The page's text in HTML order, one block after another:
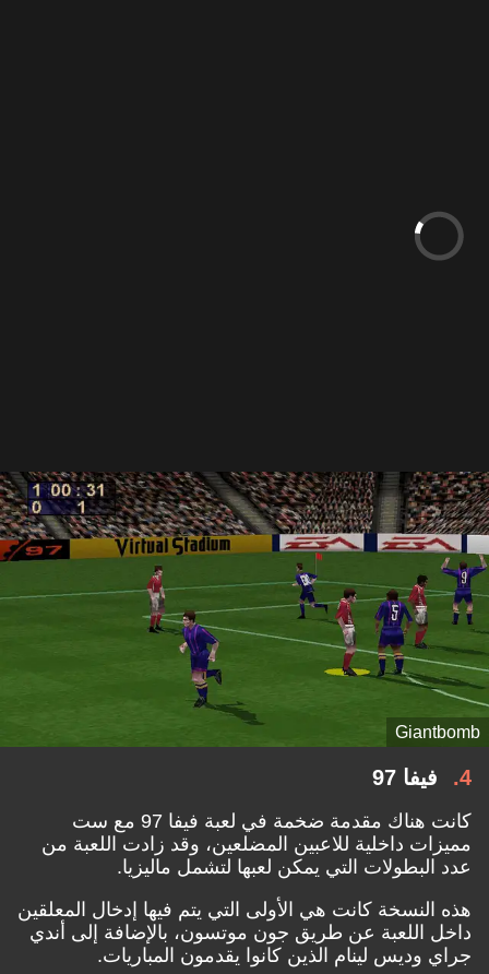
Giantbomb
4 فيفا 97
كانت هناك مقدمة ضخمة في لعبة فيفا 97 مع ست
مميزات داخلية للاعبين المضلعين، وقد زادت اللعبة من
عدد البطولات التي يمكن لعبها لتشمل ماليزيا.
هذه النسخة كانت هي الأولى التي يتم فيها إدخال المعلقين
داخل اللعبة عن طريق جون موتسون، بالإضافة إلى أندي
جراي وديس لينام الذين كانوا يقدمون المباريات.